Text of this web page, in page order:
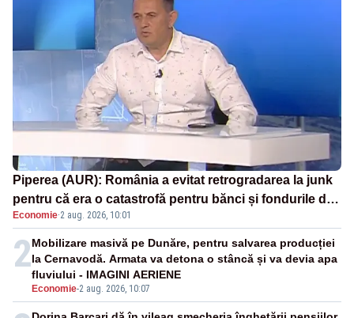
Piperea (AUR): România a evitat retrogradarea la junk
pentru că era o catastrofă pentru bănci și fondurile de
pensii
Economie·2 aug. 2026, 10:01
2
Economie-2 aug. 2026, 10:07
Mobilizare masivă pe Dunăre, pentru salvarea producției
la Cernavodă. Armata va detona o stâncă și va devia apa
fluviului - IMAGINI AERIENE